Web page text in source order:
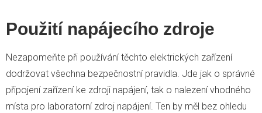
Použití napájecího zdroje
Nezapomeňte při používání těchto elektrických zařízení
dodržovat všechna bezpečnostní pravidla. Jde jak o správné
připojení zařízení ke zdroji napájení, tak o nalezení vhodného
místa pro laboratorní zdroj napájení. Ten by měl bez ohledu